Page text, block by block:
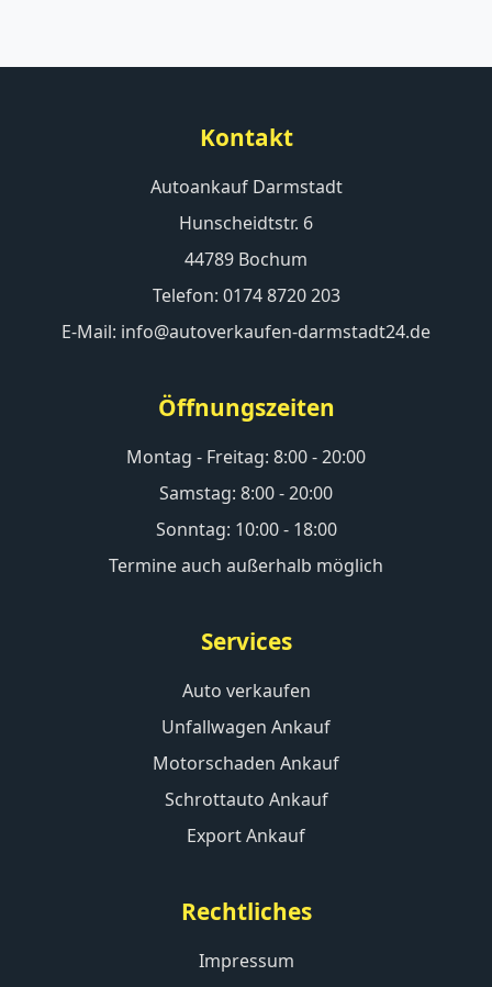
Kontakt
Autoankauf Darmstadt
Hunscheidtstr. 6
44789 Bochum
Telefon: 0174 8720 203
E-Mail: info@autoverkaufen-darmstadt24.de
Öffnungszeiten
Montag - Freitag: 8:00 - 20:00
Samstag: 8:00 - 20:00
Sonntag: 10:00 - 18:00
Termine auch außerhalb möglich
Services
Auto verkaufen
Unfallwagen Ankauf
Motorschaden Ankauf
Schrottauto Ankauf
Export Ankauf
Rechtliches
Impressum